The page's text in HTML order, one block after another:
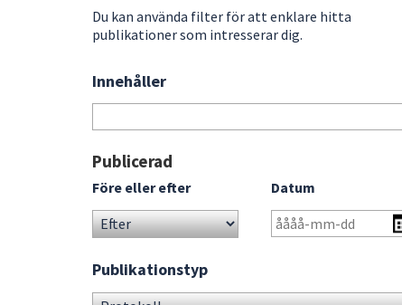
att
navigera
enter
att
något
Du kan använda filter för att enklare hitta
publikationer som intresserar dig.
Sök
bland
publikationerna
Innehåller
Gå
direkt
sökresultat
Publicerad
Före eller efter Datum
Publikationstyp